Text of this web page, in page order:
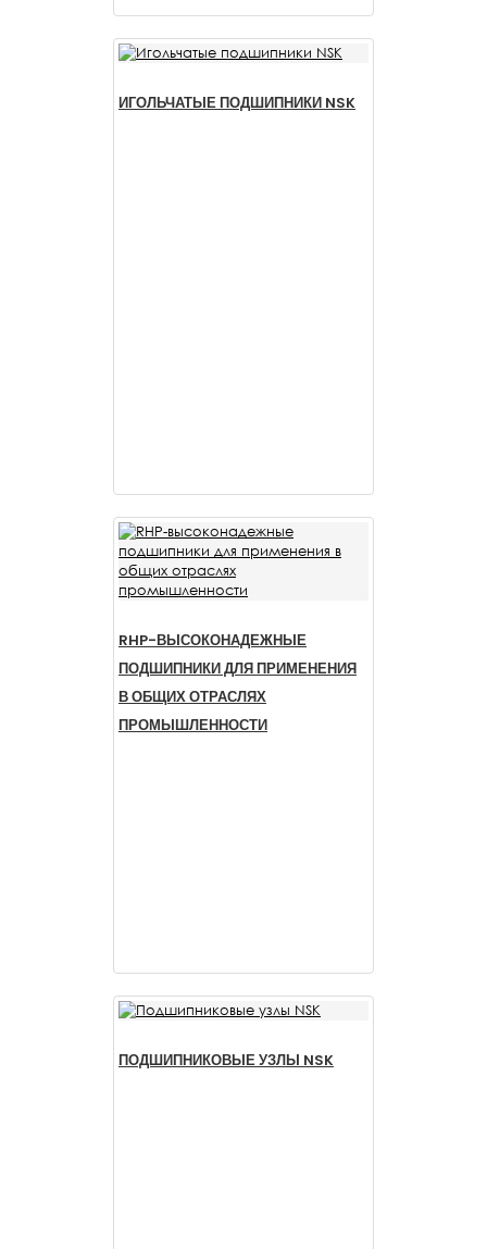
ИГОЛЬЧАТЫЕ ПОДШИПНИКИ NSK
RHP-ВЫСОКОНАДЕЖНЫЕ
ПОДШИПНИКИ ДЛЯ ПРИМЕНЕНИЯ
В ОБЩИХ ОТРАСЛЯХ
ПРОМЫШЛЕННОСТИ
ПОДШИПНИКОВЫЕ УЗЛЫ NSK